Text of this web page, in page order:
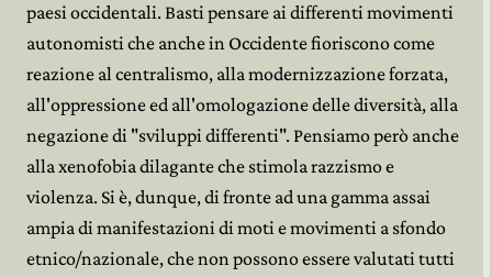
paesi occidentali. Basti pensare ai differenti movimenti
autonomisti che anche in Occidente fioriscono come
reazione al centralismo, alla modernizzazione forzata,
all'oppressione ed all'omologazione delle diversità, alla
negazione di "sviluppi differenti". Pensiamo però anche
alla xenofobia dilagante che stimola razzismo e
violenza. Si è, dunque, di fronte ad una gamma assai
ampia di manifestazioni di moti e movimenti a sfondo
etnico/nazionale, che non possono essere valutati tutti